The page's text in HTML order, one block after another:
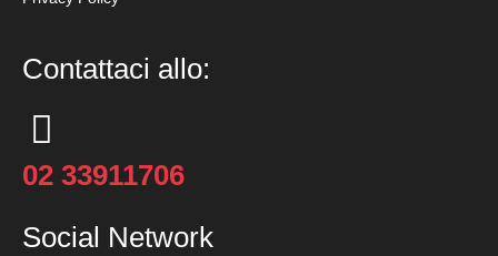
Contattaci allo:
02 33911706
Social Network